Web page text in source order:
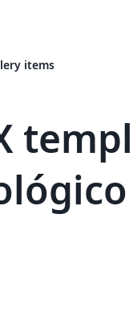
items